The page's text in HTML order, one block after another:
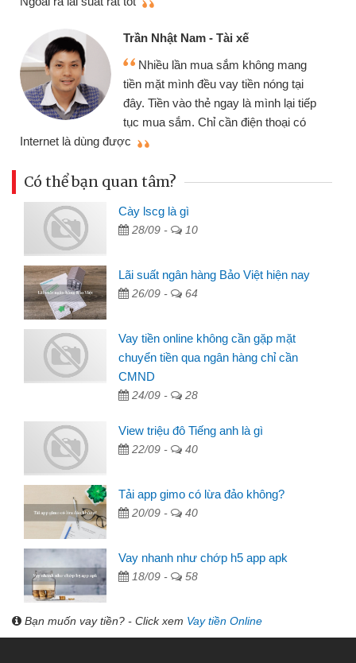
Cấn Văn Lực - Tạp hóa
Tôi kinh doanh buôn bán nhỏ lẻ
nhiều lúc cần vốn nhập hàng, nhờ biết
đến website qua bạn bè giới thiệu tôi
đã giải quyết được công việc của
Có thể bạn quan tâm?
Cày lscg là gì
28/09 - 10
Lãi suất ngân hàng Bảo Việt hiện nay
26/09 - 64
Vay tiền online không cần gặp mặt
chuyển tiền qua ngân hàng chỉ cần
CMND
24/09 - 28
View triệu đô Tiếng anh là gì
22/09 - 40
Tải app gimo có lừa đảo không?
20/09 - 40
Vay nhanh như chớp h5 app apk
18/09 - 58
Bạn muốn vay tiền? - Click xem Vay tiền Online